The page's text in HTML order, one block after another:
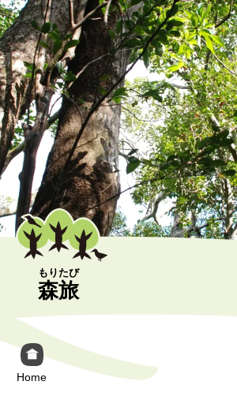
森旅
もりたび
Home